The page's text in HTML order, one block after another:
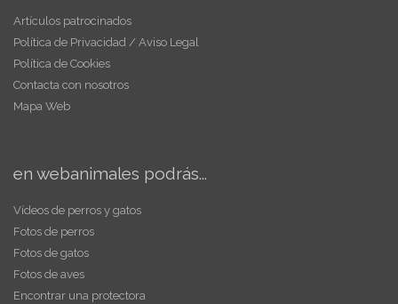
Artículos patrocinados
Política de Privacidad / Aviso Legal
Política de Cookies
Contacta con nosotros
Mapa Web
en webanimales podrás...
Vídeos de perros y gatos
Fotos de perros
Fotos de gatos
Fotos de aves
Encontrar una protectora